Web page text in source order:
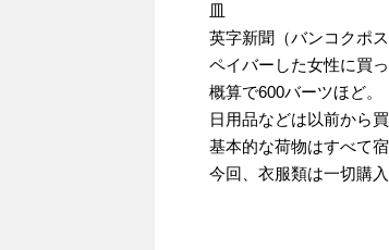
皿
英字新聞（バンコクポ
ペイバーした女性に買
概算で600バーツほど。
日用品などは以前から
基本的な荷物はすべて
今回、衣服類は一切購